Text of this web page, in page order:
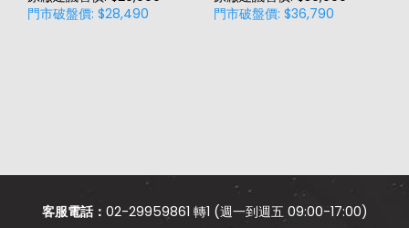
門市破盤價: $28,490
門市破盤價: $36,790
客服電話： 02-29959861 轉1 (週一到週五 09:00-17:00)